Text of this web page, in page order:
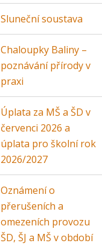
Sluneční soustava
Chaloupky Baliny –
poznávání přírody v
praxi
Úplata za MŠ a ŠD v
červenci 2026 a
úplata pro školní rok
2026/2027
Oznámení o
přerušeních a
omezeních provozu
ŠD, ŠJ a MŠ v období